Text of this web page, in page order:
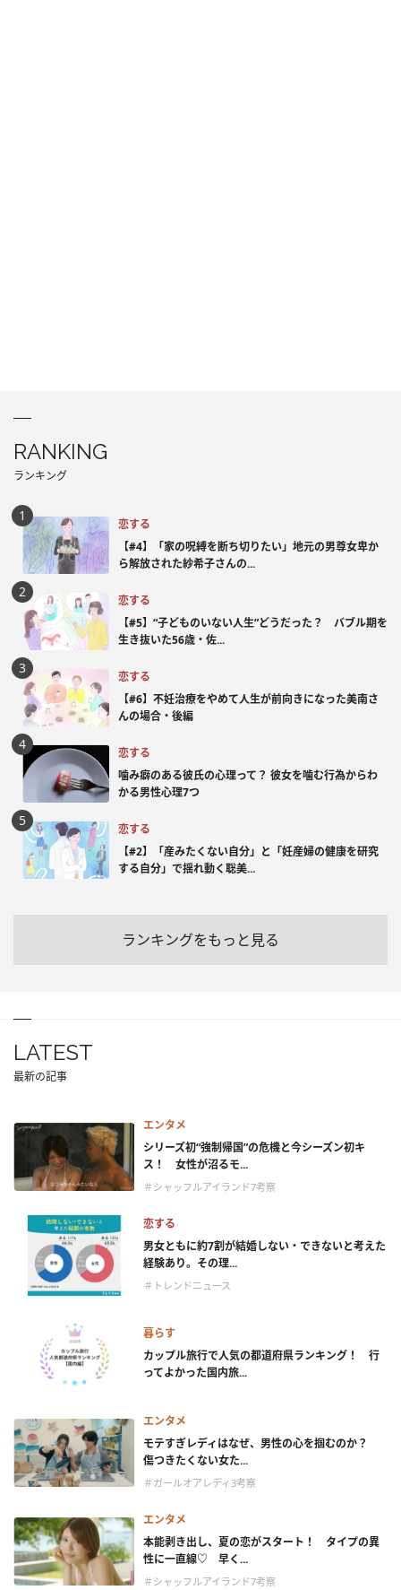
RANKING
ランキング
恋する
【#4】「家の呪縛を断ち切りたい」地元の男尊女卑か
ら解放された紗希子さんの...
恋する
【#5】“子どものいない人生”どうだった？ バブル期を
生き抜いた56歳・佐...
恋する
【#6】不妊治療をやめて人生が前向きになった美南さ
んの場合・後編
恋する
噛み癖のある彼氏の心理って？ 彼女を噛む行為からわ
かる男性心理7つ
恋する
【#2】「産みたくない自分」と「妊産婦の健康を研究
する自分」で揺れ動く聡美...
ランキングをもっと見る
LATEST
最新の記事
エンタメ
シリーズ初“強制帰国”の危機と今シーズン初キ
ス！ 女性が沼るモ...
＃シャッフルアイランド7考察
恋する
男女ともに約7割が結婚しない・できないと考えた
経験あり。その理...
＃トレンドニュース
暮らす
カップル旅行で人気の都道府県ランキング！ 行
ってよかった国内旅...
エンタメ
モテすぎレディはなぜ、男性の心を掴むのか？
傷つきたくない女た...
＃ガールオアレディ3考察
エンタメ
本能剥き出し、夏の恋がスタート！ タイプの異
性に一直線♡ 早く...
＃シャッフルアイランド7考察